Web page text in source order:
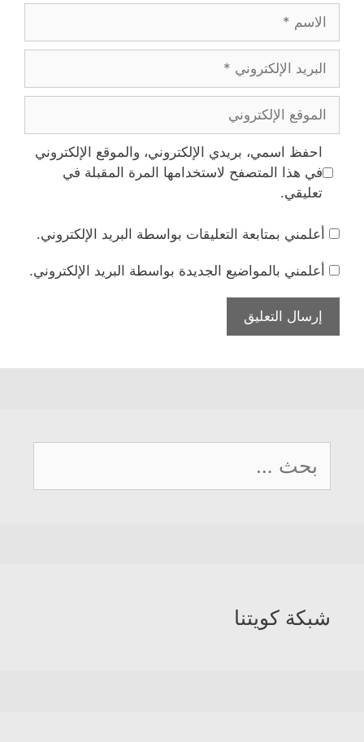
الاسم
البريد
الإلكتروني
الموقع
الإلكتروني
احفظ اسمي، بريدي الإلكتروني، والموقع الإلكتروني
في هذا المتصفح لاستخدامها المرة المقبلة في
تعليقي.
أعلمني بمتابعة التعليقات بواسطة البريد الإلكتروني.
أعلمني بالمواضيع الجديدة بواسطة البريد الإلكتروني.
عن:
شبكة كويتنا